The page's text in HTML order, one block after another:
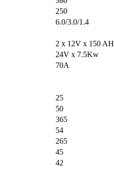
250
6.0/3.0/1.4
2 х 12V x 150 AH
24V x 7.5Kw
70A
25
50
365
54
265
45
42